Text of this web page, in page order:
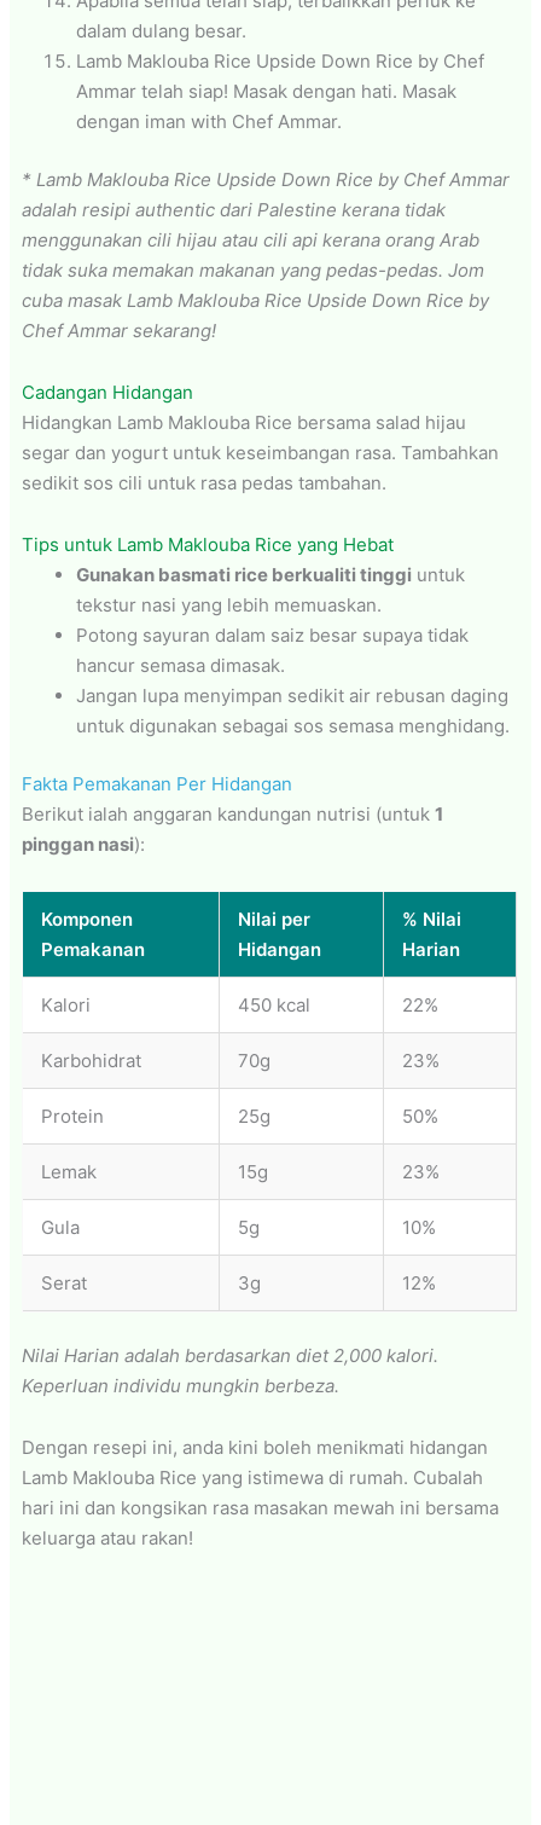
dalam dulang besar.
Lamb Maklouba Rice Upside Down Rice by Chef
Ammar telah siap! Masak dengan hati. Masak
dengan iman with Chef Ammar.
* Lamb Maklouba Rice Upside Down Rice by Chef Ammar
adalah resipi authentic dari Palestine kerana tidak
menggunakan cili hijau atau cili api kerana orang Arab
tidak suka memakan makanan yang pedas-pedas. Jom
cuba masak Lamb Maklouba Rice Upside Down Rice by
Chef Ammar sekarang!
Cadangan Hidangan
Hidangkan Lamb Maklouba Rice bersama salad hijau
segar dan yogurt untuk keseimbangan rasa. Tambahkan
sedikit sos cili untuk rasa pedas tambahan.
Tips untuk Lamb Maklouba Rice yang Hebat
Gunakan basmati rice berkualiti tinggi untuk
tekstur nasi yang lebih memuaskan.
Potong sayuran dalam saiz besar supaya tidak
hancur semasa dimasak.
Jangan lupa menyimpan sedikit air rebusan daging
untuk digunakan sebagai sos semasa menghidang.
Fakta Pemakanan Per Hidangan
Berikut ialah anggaran kandungan nutrisi (untuk1
pinggan nasi):
Komponen
Pemakanan
Nilai per
Hidangan
% Nilai
Harian
Kalori 450 kcal 22%
Karbohidrat 70g 23%
Protein 25g 50%
Lemak 15g 23%
Gula 5g 10%
Serat 3g 12%
Nilai Harian adalah berdasarkan diet 2,000 kalori.
Keperluan individu mungkin berbeza.
Dengan resepi ini, anda kini boleh menikmati hidangan
Lamb Maklouba Rice yang istimewa di rumah. Cubalah
hari ini dan kongsikan rasa masakan mewah ini bersama
keluarga atau rakan!